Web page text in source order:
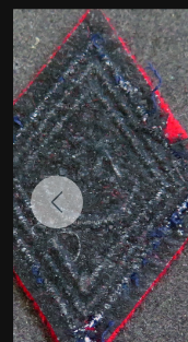
Previous